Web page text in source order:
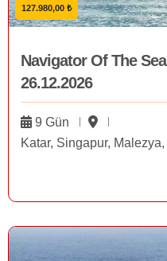
127.980,00 ₺
Navigator Of The
26.12.2026
9 Gün
Katar, Singapur, Malezya,